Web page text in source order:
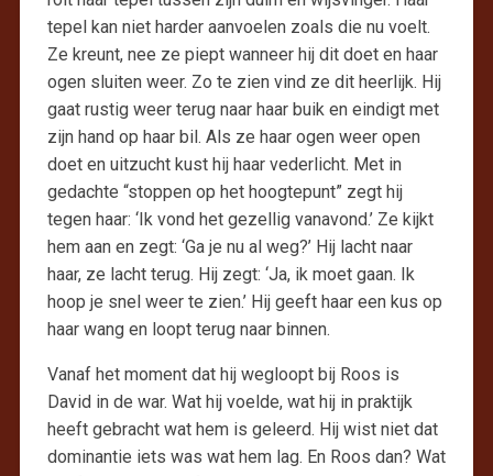
tepel kan niet harder aanvoelen zoals die nu voelt.
Ze kreunt, nee ze piept wanneer hij dit doet en haar
ogen sluiten weer. Zo te zien vind ze dit heerlijk. Hij
gaat rustig weer terug naar haar buik en eindigt met
zijn hand op haar bil. Als ze haar ogen weer open
doet en uitzucht kust hij haar vederlicht. Met in
gedachte “stoppen op het hoogtepunt” zegt hij
tegen haar: ‘Ik vond het gezellig vanavond.’ Ze kijkt
hem aan en zegt: ‘Ga je nu al weg?’ Hij lacht naar
haar, ze lacht terug. Hij zegt: ‘Ja, ik moet gaan. Ik
hoop je snel weer te zien.’ Hij geeft haar een kus op
haar wang en loopt terug naar binnen.
Vanaf het moment dat hij wegloopt bij Roos is
David in de war. Wat hij voelde, wat hij in praktijk
heeft gebracht wat hem is geleerd. Hij wist niet dat
dominantie iets was wat hem lag. En Roos dan? Wat